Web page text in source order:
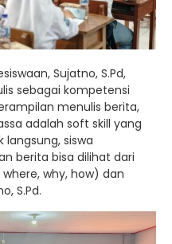
Sujatno, S.Pd,
sebagai kompetensi
menulis berita,
adalah soft skill yang
langsung, siswa
berita bisa dilihat dari
where, why, how) dan
S.Pd.